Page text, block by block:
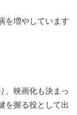
を増やしています
、映画化も決まっ
を握る役として出